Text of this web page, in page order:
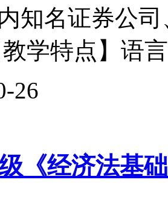
知名证券公
学特点】语
26
《经济法基